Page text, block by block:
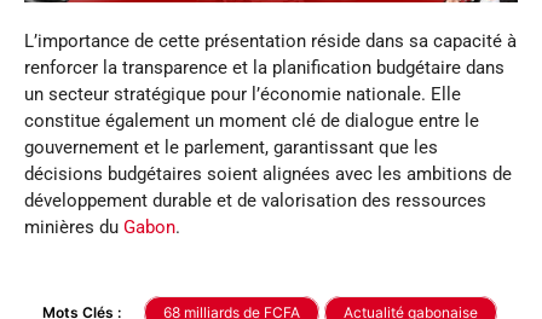
L’importance de cette présentation réside dans sa capacité à
renforcer la transparence et la planification budgétaire dans
un secteur stratégique pour l’économie nationale. Elle
constitue également un moment clé de dialogue entre le
gouvernement et le parlement, garantissant que les
décisions budgétaires soient alignées avec les ambitions de
développement durable et de valorisation des ressources
minières du Gabon.
Mots Clés : 68 milliards de FCFA Actualité gabonaise